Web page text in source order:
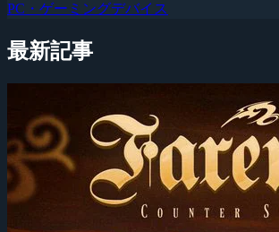
PC・ゲーミングデバイス
最新記事